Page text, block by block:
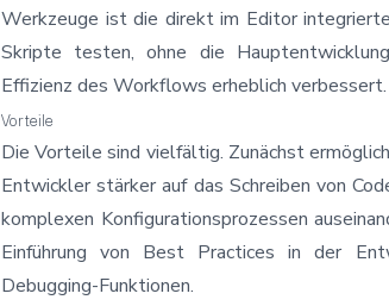
Werkzeuge ist die direkt im Editor
Skripte testen, ohne die
Effizienz des Workflows erheblich verbessert.
Vorteile
Die Vorteile sind vielfältig. Zunächst
Entwickler stärker auf das Schreiben von
komplexen Konfigurationsprozessen
Einführung von Best Practices in der
Debugging-Funktionen.